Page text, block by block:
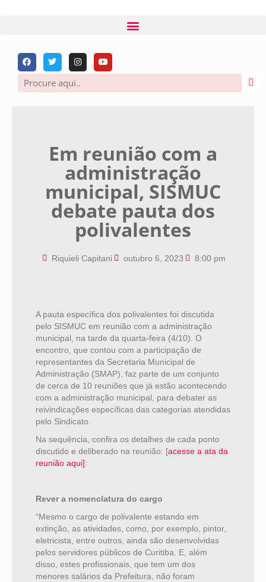
Em reunião com a
administração
municipal, SISMUC
debate pauta dos
polivalentes
Riquieli Capitani outubro 6, 2023 8:00 pm
A pauta específica dos polivalentes foi discutida
pelo SISMUC em reunião com a administração
municipal, na tarde da quarta-feira (4/10). O
encontro, que contou com a participação de
representantes da Secretaria Municipal de
Administração (SMAP), faz parte de um conjunto
de cerca de 10 reuniões que já estão acontecendo
com a administração municipal, para debater as
reivindicações específicas das categorias atendidas
pelo Sindicato.
Na sequência, confira os detalhes de cada ponto
discutido e deliberado na reunião: [acesse a ata da
reunião aqui]:
Rever a nomenclatura do cargo
“Mesmo o cargo de polivalente estando em
extinção, as atividades, como, por exemplo, pintor,
eletricista, entre outros, ainda são desenvolvidas
pelos servidores públicos de Curitiba. E, além
disso, estes profissionais, que tem um dos
menores salários da Prefeitura, não foram